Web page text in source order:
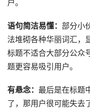
户。
语句简洁易懂： 部分小
法堆砌各种华丽词汇，
标题不适合大部分公众
题更容易吸引用户。
有悬念： 最后是在标题
了，那用户很可能失去